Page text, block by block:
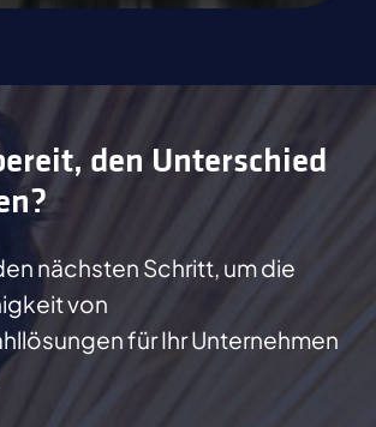
den Unterschied
nächsten Schritt, um die
von
für Ihr Unternehmen